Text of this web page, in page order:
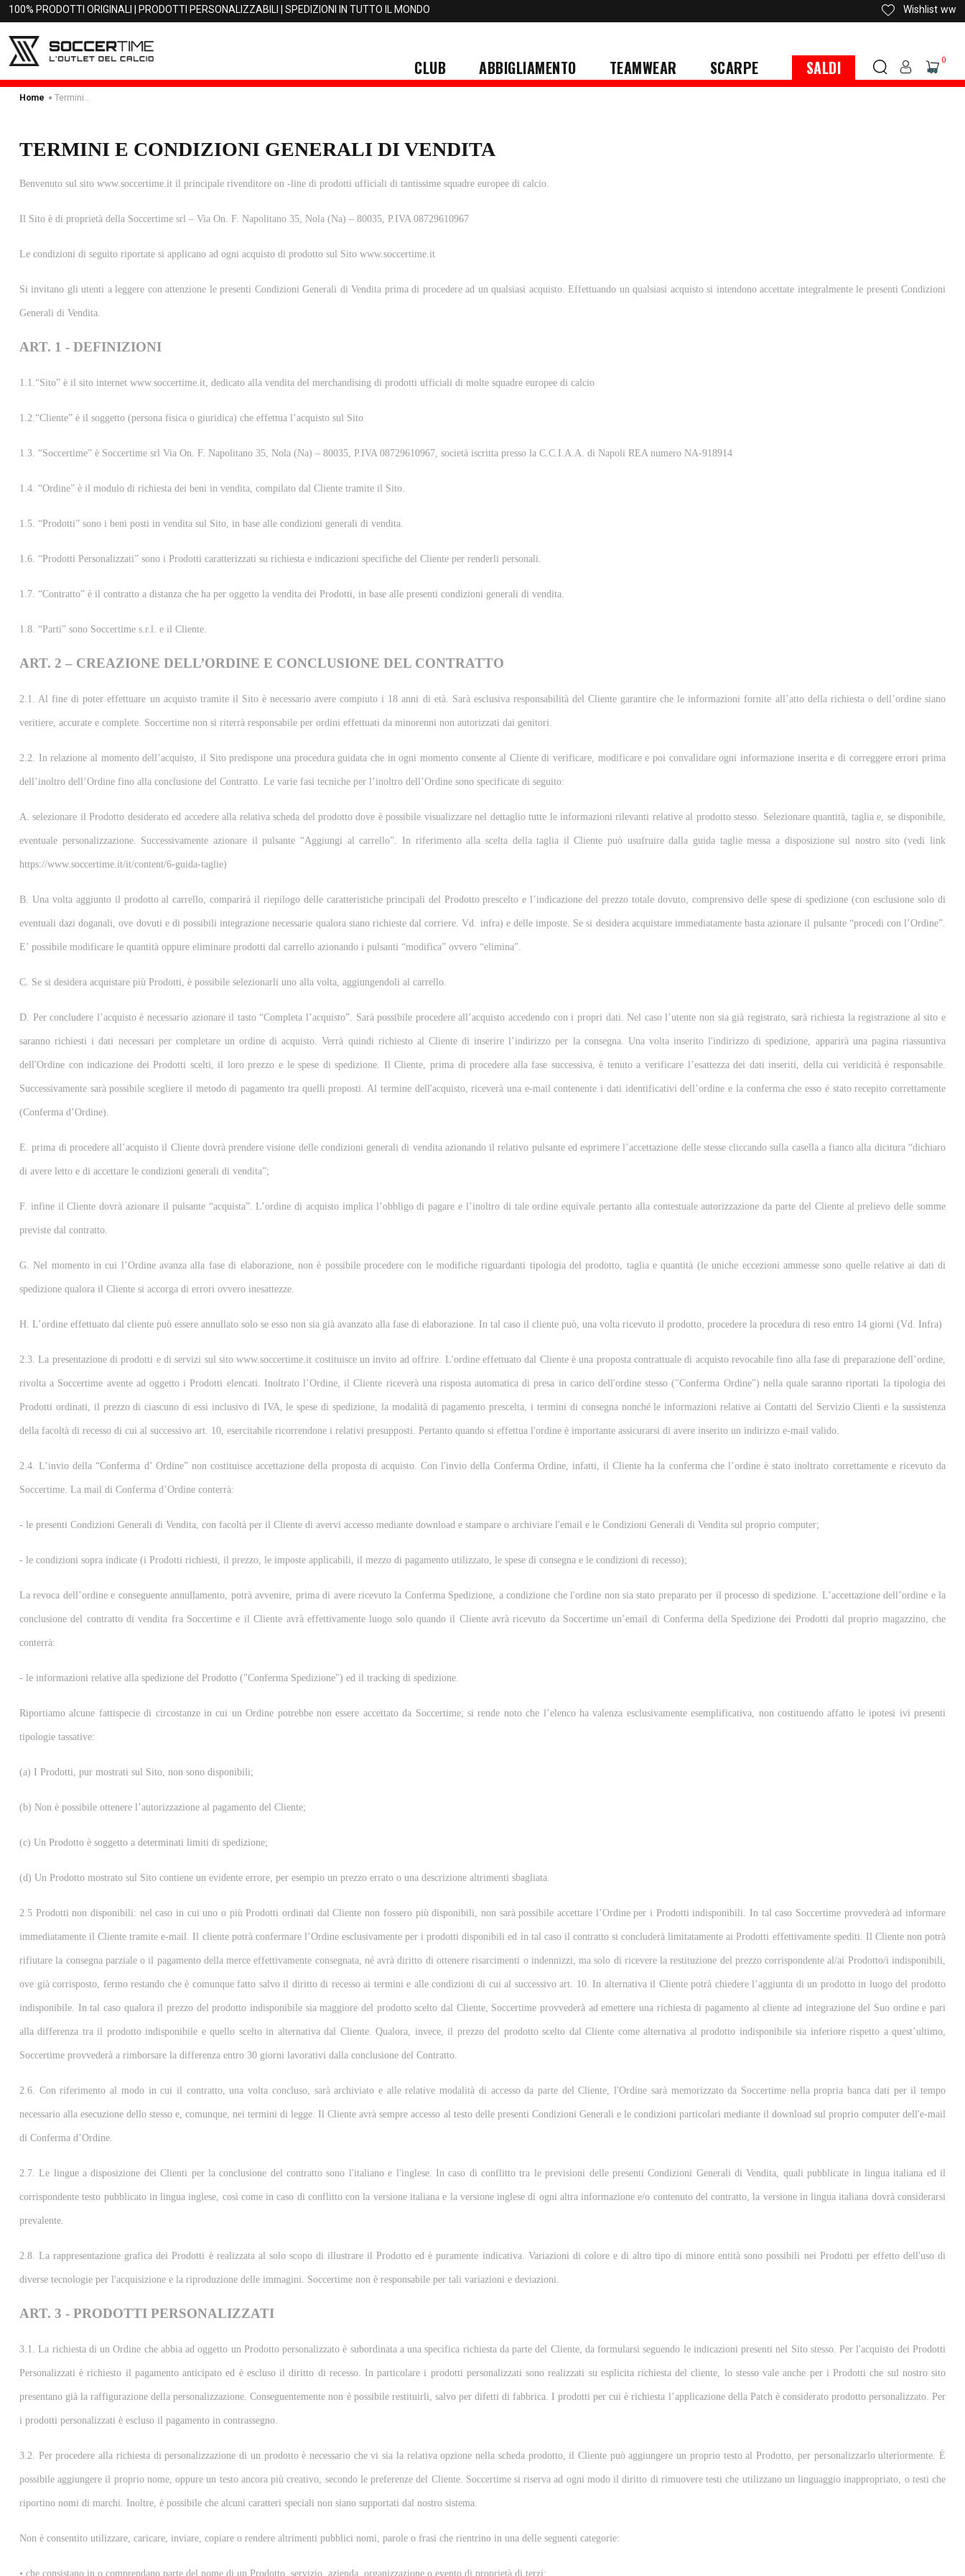
100% PRODOTTI ORIGINALI | PRODOTTI PERSONALIZZABILI | SPEDIZIONI IN TUTTO IL MONDO ww
Wishlist
CLUB ABBIGLIAMENTO TEAMWEAR SCARPE SALDI 0
Home
TERMINI E CONDIZIONI GENERALI DI VENDITA
Benvenuto sul sito www.soccertime.it il principale rivenditore on -line di prodotti ufficiali di tantissime squadre europee di calcio.
Il Sito è di proprietà della Soccertime srl – Via On. F. Napolitano 35, Nola (Na) – 80035, P.IVA 08729610967
Le condizioni di seguito riportate si applicano ad ogni acquisto di prodotto sul Sito www.soccertime.it
Si invitano gli utenti a leggere con attenzione le presenti Condizioni Generali di Vendita prima di procedere ad un qualsiasi acquisto. Effettuando un qualsiasi acquisto si intendono accettate integralmente le presenti Condizioni
Generali di Vendita.
ART. 1 - DEFINIZIONI
1.1.“Sito” è il sito internet www.soccertime.it, dedicato alla vendita del merchandising di prodotti ufficiali di molte squadre europee di calcio
1.2.“Cliente” è il soggetto (persona fisica o giuridica) che effettua l’acquisto sul Sito
1.3. “Soccertime” è Soccertime srl Via On. F. Napolitano 35, Nola (Na) – 80035, P.IVA 08729610967, società iscritta presso la C.C.I.A.A. di Napoli REA numero NA-918914
1.4. “Ordine” è il modulo di richiesta dei beni in vendita, compilato dal Cliente tramite il Sito.
1.5. “Prodotti” sono i beni posti in vendita sul Sito, in base alle condizioni generali di vendita.
1.6. “Prodotti Personalizzati” sono i Prodotti caratterizzati su richiesta e indicazioni specifiche del Cliente per renderli personali.
1.7. “Contratto” è il contratto a distanza che ha per oggetto la vendita dei Prodotti, in base alle presenti condizioni generali di vendita.
1.8. “Parti” sono Soccertime s.r.l. e il Cliente.
ART. 2 – CREAZIONE DELL’ORDINE E CONCLUSIONE DEL CONTRATTO
2.1. Al fine di poter effettuare un acquisto tramite il Sito è necessario avere compiuto i 18 anni di età. Sarà esclusiva responsabilità del Cliente garantire che le informazioni fornite all’atto della richiesta o dell’ordine siano
veritiere, accurate e complete. Soccertime non si riterrà responsabile per ordini effettuati da minorenni non autorizzati dai genitori.
2.2. In relazione al momento dell’acquisto, il Sito predispone una procedura guidata che in ogni momento consente al Cliente di verificare, modificare e poi convalidare ogni informazione inserita e di correggere errori prima
dell’inoltro dell’Ordine fino alla conclusione del Contratto. Le varie fasi tecniche per l’inoltro dell’Ordine sono specificate di seguito:
A. selezionare il Prodotto desiderato ed accedere alla relativa scheda del prodotto dove è possibile visualizzare nel dettaglio tutte le informazioni rilevanti relative al prodotto stesso. Selezionare quantità, taglia e, se disponibile,
eventuale personalizzazione. Successivamente azionare il pulsante “Aggiungi al carrello”. In riferimento alla scelta della taglia il Cliente può usufruire dalla guida taglie messa a disposizione sul nostro sito (vedi link
https://www.soccertime.it/it/content/6-guida-taglie)
B. Una volta aggiunto il prodotto al carrello, comparirà il riepilogo delle caratteristiche principali del Prodotto prescelto e l’indicazione del prezzo totale dovuto, comprensivo delle spese di spedizione (con esclusione solo di
eventuali dazi doganali, ove dovuti e di possibili integrazione necessarie qualora siano richieste dal corriere. Vd. infra) e delle imposte. Se si desidera acquistare immediatamente basta azionare il pulsante “procedi con l’Ordine”.
E’ possibile modificare le quantità oppure eliminare prodotti dal carrello azionando i pulsanti “modifica” ovvero “elimina”.
C. Se si desidera acquistare più Prodotti, è possibile selezionarli uno alla volta, aggiungendoli al carrello.
D. Per concludere l’acquisto è necessario azionare il tasto “Completa l’acquisto”. Sarà possibile procedere all’acquisto accedendo con i propri dati. Nel caso l’utente non sia già registrato, sarà richiesta la registrazione al sito e
saranno richiesti i dati necessari per completare un ordine di acquisto. Verrà quindi richiesto al Cliente di inserire l’indirizzo per la consegna. Una volta inserito l'indirizzo di spedizione, apparirà una pagina riassuntiva
dell'Ordine con indicazione dei Prodotti scelti, il loro prezzo e le spese di spedizione. Il Cliente, prima di procedere alla fase successiva, è tenuto a verificare l’esattezza dei dati inseriti, della cui veridicità è responsabile.
Successivamente sarà possibile scegliere il metodo di pagamento tra quelli proposti. Al termine dell'acquisto, riceverà una e-mail contenente i dati identificativi dell’ordine e la conferma che esso é stato recepito correttamente
(Conferma d’Ordine).
E. prima di procedere all’acquisto il Cliente dovrà prendere visione delle condizioni generali di vendita azionando il relativo pulsante ed esprimere l’accettazione delle stesse cliccando sulla casella a fianco alla dicitura “dichiaro
di avere letto e di accettare le condizioni generali di vendita”;
F. infine il Cliente dovrà azionare il pulsante “acquista”. L’ordine di acquisto implica l’obbligo di pagare e l’inoltro di tale ordine equivale pertanto alla contestuale autorizzazione da parte del Cliente al prelievo delle somme
previste dal contratto.
G. Nel momento in cui l’Ordine avanza alla fase di elaborazione, non è possibile procedere con le modifiche riguardanti tipologia del prodotto, taglia e quantità (le uniche eccezioni ammesse sono quelle relative ai dati di
spedizione qualora il Cliente si accorga di errori ovvero inesattezze.
H. L’ordine effettuato dal cliente può essere annullato solo se esso non sia già avanzato alla fase di elaborazione. In tal caso il cliente può, una volta ricevuto il prodotto, procedere la procedura di reso entro 14 giorni (Vd. Infra)
2.3. La presentazione di prodotti e di servizi sul sito www.soccertime.it costituisce un invito ad offrire. L'ordine effettuato dal Cliente è una proposta contrattuale di acquisto revocabile fino alla fase di preparazione dell’ordine,
rivolta a Soccertime avente ad oggetto i Prodotti elencati. Inoltrato l’Ordine, il Cliente riceverà una risposta automatica di presa in carico dell'ordine stesso ("Conferma Ordine") nella quale saranno riportati la tipologia dei
Prodotti ordinati, il prezzo di ciascuno di essi inclusivo di IVA, le spese di spedizione, la modalità di pagamento prescelta, i termini di consegna nonché le informazioni relative ai Contatti del Servizio Clienti e la sussistenza
della facoltà di recesso di cui al successivo art. 10, esercitabile ricorrendone i relativi presupposti. Pertanto quando si effettua l'ordine è importante assicurarsi di avere inserito un indirizzo e-mail valido.
2.4. L’invio della “Conferma d’ Ordine” non costituisce accettazione della proposta di acquisto. Con l'invio della Conferma Ordine, infatti, il Cliente ha la conferma che l’ordine è stato inoltrato correttamente e ricevuto da
Soccertime. La mail di Conferma d’Ordine conterrà:
- le presenti Condizioni Generali di Vendita, con facoltà per il Cliente di avervi accesso mediante download e stampare o archiviare l'email e le Condizioni Generali di Vendita sul proprio computer;
- le condizioni sopra indicate (i Prodotti richiesti, il prezzo, le imposte applicabili, il mezzo di pagamento utilizzato, le spese di consegna e le condizioni di recesso);
La revoca dell’ordine e conseguente annullamento, potrà avvenire, prima di avere ricevuto la Conferma Spedizione, a condizione che l'ordine non sia stato preparato per il processo di spedizione. L’accettazione dell’ordine e la
conclusione del contratto di vendita fra Soccertime e il Cliente avrà effettivamente luogo solo quando il Cliente avrà ricevuto da Soccertime un’email di Conferma della Spedizione dei Prodotti dal proprio magazzino, che
conterrà:
- le informazioni relative alla spedizione del Prodotto ("Conferma Spedizione") ed il tracking di spedizione.
Riportiamo alcune fattispecie di circostanze in cui un Ordine potrebbe non essere accettato da Soccertime; si rende noto che l’elenco ha valenza esclusivamente esemplificativa, non costituendo affatto le ipotesi ivi presenti
tipologie tassative:
(a) I Prodotti, pur mostrati sul Sito, non sono disponibili;
(b) Non è possibile ottenere l’autorizzazione al pagamento del Cliente;
(c) Un Prodotto è soggetto a determinati limiti di spedizione;
(d) Un Prodotto mostrato sul Sito contiene un evidente errore, per esempio un prezzo errato o una descrizione altrimenti sbagliata.
2.5 Prodotti non disponibili: nel caso in cui uno o più Prodotti ordinati dal Cliente non fossero più disponibili, non sarà possibile accettare l’Ordine per i Prodotti indisponibili. In tal caso Soccertime provvederà ad informare
immediatamente il Cliente tramite e-mail. Il cliente potrà confermare l’Ordine esclusivamente per i prodotti disponibili ed in tal caso il contratto si concluderà limitatamente ai Prodotti effettivamente spediti. Il Cliente non potrà
rifiutare la consegna parziale o il pagamento della merce effettivamente consegnata, né avrà diritto di ottenere risarcimenti o indennizzi, ma solo di ricevere la restituzione del prezzo corrispondente al/ai Prodotto/i indisponibili,
ove già corrisposto, fermo restando che è comunque fatto salvo il diritto di recesso ai termini e alle condizioni di cui al successivo art. 10. In alternativa il Cliente potrà chiedere l’aggiunta di un prodotto in luogo del prodotto
indisponibile. In tal caso qualora il prezzo del prodotto indisponibile sia maggiore del prodotto scelto dal Cliente, Soccertime provvederà ad emettere una richiesta di pagamento al cliente ad integrazione del Suo ordine e pari
alla differenza tra il prodotto indisponibile e quello scelto in alternativa dal Cliente. Qualora, invece, il prezzo del prodotto scelto dal Cliente come alternativa al prodotto indisponibile sia inferiore rispetto a quest’ultimo,
Soccertime provvederà a rimborsare la differenza entro 30 giorni lavorativi dalla conclusione del Contratto.
2.6. Con riferimento al modo in cui il contratto, una volta concluso, sarà archiviato e alle relative modalità di accesso da parte del Cliente, l'Ordine sarà memorizzato da Soccertime nella propria banca dati per il tempo
necessario alla esecuzione dello stesso e, comunque, nei termini di legge. Il Cliente avrà sempre accesso al testo delle presenti Condizioni Generali e le condizioni particolari mediante il download sul proprio computer dell'e-mail
di Conferma d’Ordine.
2.7. Le lingue a disposizione dei Clienti per la conclusione del contratto sono l'italiano e l'inglese. In caso di conflitto tra le previsioni delle presenti Condizioni Generali di Vendita, quali pubblicate in lingua italiana ed il
corrispondente testo pubblicato in lingua inglese, così come in caso di conflitto con la versione italiana e la versione inglese di ogni altra informazione e/o contenuto del contratto, la versione in lingua italiana dovrà considerarsi
prevalente.
2.8. La rappresentazione grafica dei Prodotti è realizzata al solo scopo di illustrare il Prodotto ed è puramente indicativa. Variazioni di colore e di altro tipo di minore entità sono possibili nei Prodotti per effetto dell'uso di
diverse tecnologie per l'acquisizione e la riproduzione delle immagini. Soccertime non è responsabile per tali variazioni e deviazioni.
ART. 3 - PRODOTTI PERSONALIZZATI
3.1. La richiesta di un Ordine che abbia ad oggetto un Prodotto personalizzato è subordinata a una specifica richiesta da parte del Cliente, da formularsi seguendo le indicazioni presenti nel Sito stesso. Per l'acquisto dei Prodotti
Personalizzati è richiesto il pagamento anticipato ed è escluso il diritto di recesso. In particolare i prodotti personalizzati sono realizzati su esplicita richiesta del cliente, lo stesso vale anche per i Prodotti che sul nostro sito
presentano già la raffigurazione della personalizzazione. Conseguentemente non è possibile restituirli, salvo per difetti di fabbrica. I prodotti per cui è richiesta l’applicazione della Patch è considerato prodotto personalizzato. Per
i prodotti personalizzati è escluso il pagamento in contrassegno.
3.2. Per procedere alla richiesta di personalizzazione di un prodotto è necessario che vi sia la relativa opzione nella scheda prodotto, il Cliente può aggiungere un proprio testo al Prodotto, per personalizzarlo ulteriormente. È
possibile aggiungere il proprio nome, oppure un testo ancora più creativo, secondo le preferenze del Cliente. Soccertime si riserva ad ogni modo il diritto di rimuovere testi che utilizzano un linguaggio inappropriato, o testi che
riportino nomi di marchi. Inoltre, è possibile che alcuni caratteri speciali non siano supportati dal nostro sistema.
Non è consentito utilizzare, caricare, inviare, copiare o rendere altrimenti pubblici nomi, parole o frasi che rientrino in una delle seguenti categorie:
• che consistano in o comprendano parte del nome di un Prodotto, servizio, azienda, organizzazione o evento di proprietà di terzi;